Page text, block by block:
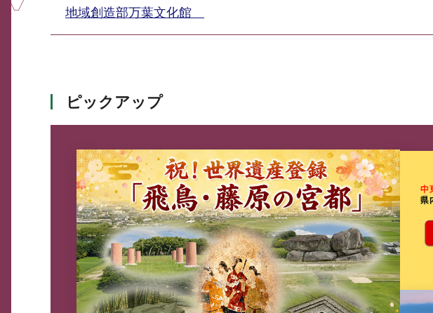
地域創造部万葉文化館
ピックアップ